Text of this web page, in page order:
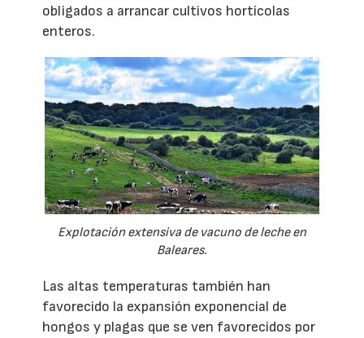
obligados a arrancar cultivos hortícolas
enteros.
Explotación extensiva de vacuno de leche en
Baleares.
Las altas temperaturas también han
favorecido la expansión exponencial de
hongos y plagas que se ven favorecidos por